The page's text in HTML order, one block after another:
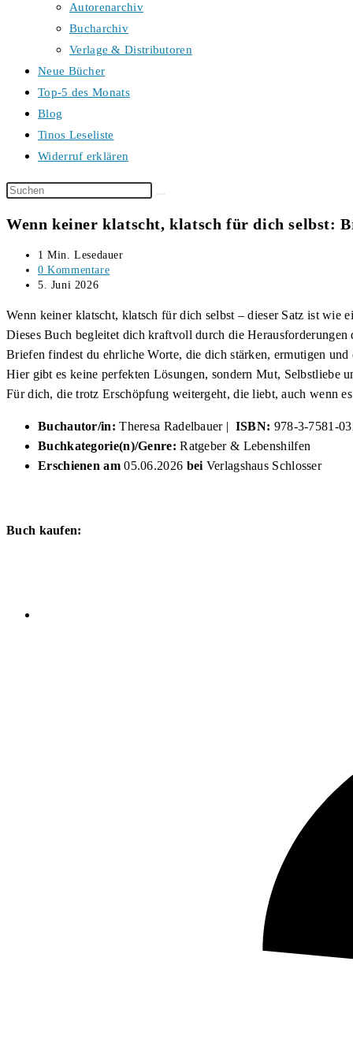
Autorenarchiv
Bucharchiv
Verlage & Distributoren
Neue Bücher
Top-5 des Monats
Blog
Tinos Leseliste
Widerruf erklären
Diese
durchsuchen
Wenn keiner klatscht, klatsch für dich selbst:
Lesedauer:
1 Min. Lesedauer
Beitrags-
Kommentare:
0 Kommentare
Beitrag
5. Juni 2026
Wenn keiner klatscht, klatsch für dich selbst – dieser Satz ist wie
Dieses Buch begleitet dich kraftvoll durch die
Briefen findest du ehrliche Worte, die dich stärken, ermutigen
Hier gibt es keine perfekten Lösungen, sondern Mut, Selbstliebe
Für dich, die trotz Erschöpfung weitergeht, die liebt, auch wenn
Buchautor/in:Theresa Radelbauer | ISBN: 978-3-7581-
Buchkategorie(n)/Genre:Ratgeber & Lebenshilfen
Erschienen am05.06.2026 bei Verlagshaus Schlosser
Buch kaufen: